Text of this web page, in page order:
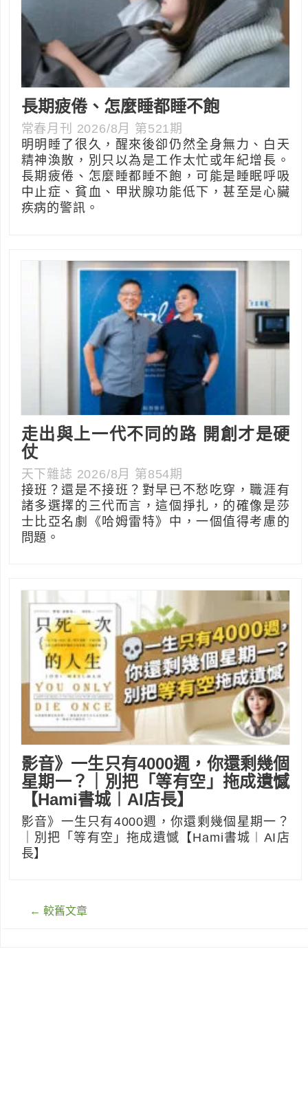
長期疲倦、怎麼睡都睡不飽
常春月刊 2026/8月 第521期
明明睡了很久，醒來後卻仍然全身無力、白天
精神渙散，別只以為是工作太忙或年紀增長。
長期疲倦、怎麼睡都睡不飽，可能是睡眠呼吸
中止症、貧血、甲狀腺功能低下，甚至是心臟
疾病的警訊。
走出與上一代不同的路 開創才是硬
仗
天下雜誌 2026/8月 第854期
接班？還是不接班？對早已不愁吃穿，職涯有
諸多選擇的三代而言，這個掙扎，的確像是莎
士比亞名劇《哈姆雷特》中，一個值得考慮的
問題。
影音》一生只有4000週，你還剩幾個
星期一？｜別把「等有空」拖成遺憾
【Hami書城︱AI店長】
影音》一生只有4000週，你還剩幾個星期一？
｜別把「等有空」拖成遺憾【Hami書城︱AI店
長】
文
← 較舊文章